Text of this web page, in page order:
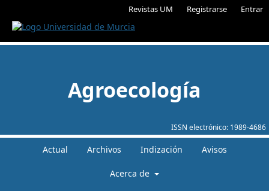
Revistas UM Registrarse Entrar
ISSN electrónico: 1989-4686
Agroecología
Actual Archivos Indización Avisos
Acerca de